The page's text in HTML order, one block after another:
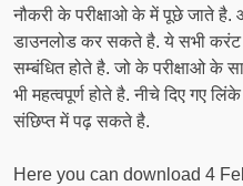
नौकरी के परीक्षाओ के में पूछे जाते
डाउनलोड कर सकते है. ये सभी करंट
सम्बंधित होते है. जो के परीक्षाओ
भी महत्वपूर्ण होते है. नीचे दिए गए
संछिप्त में पढ़ सकते है.
Here you can download 4